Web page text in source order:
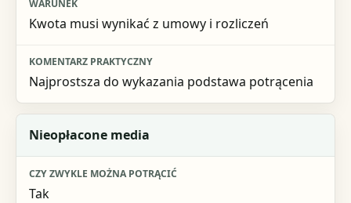
Komentarz praktyczny
Kwota musi wynikać z umowy i rozliczeń
Najprostsza do wykazania podstawa potrącenia
Nieopłacone media
Tak